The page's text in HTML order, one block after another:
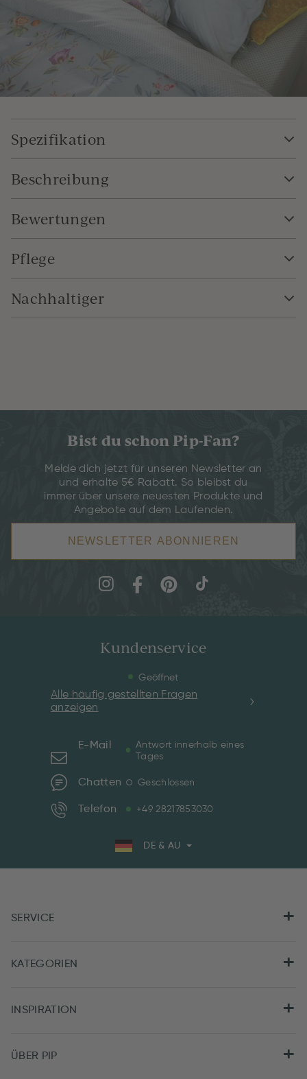
Spezifikation
Beschreibung
Bewertungen
Pflege
Nachhaltiger
Bist du schon Pip-Fan?
Melde dich jetzt für unseren Newsletter an
und erhalte 5€ Rabatt. So bleibst du
immer über unsere neuesten Produkte und
Angebote auf dem Laufenden.
NEWSLETTER ABONNIEREN
Kundenservice
Geöffnet
Alle häufig gestellten Fragen
anzeigen
E-Mail
Antwort innerhalb eines
Tages
Chatten Geschlossen
Telefon +49 28217853030
DE & AU
SERVICE
KATEGORIEN
INSPIRATION
ÜBER PIP